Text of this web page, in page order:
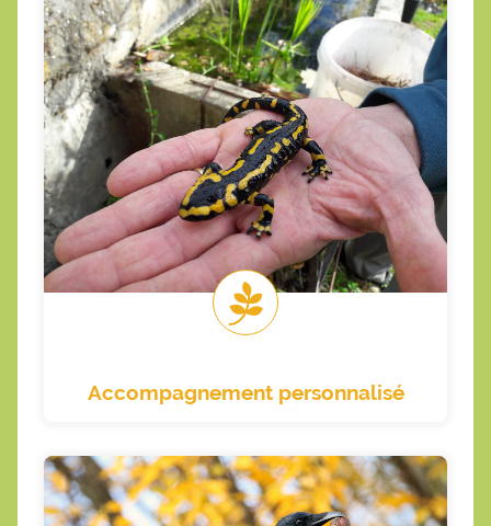
Accompagnement personnalisé
Vous voulez en savoir plus sur les
occupants de votre jardin ? Comment les
accueillir? Leurs fournir le gite et le couvert?
Comment aménager votre espace pour
favoriser la biodiversité de proximité ?
Etre accompagné